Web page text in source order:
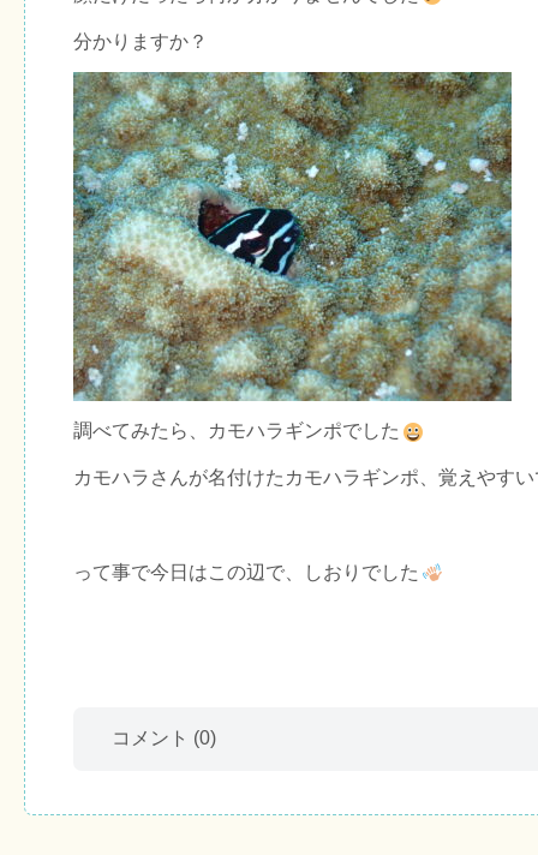
分かりますか？
調べてみたら、カモハラギンポでした
カモハラさんが名付けたカモハラギンポ、覚えやす
って事で今日はこの辺で、しおりでした
コメント (0)